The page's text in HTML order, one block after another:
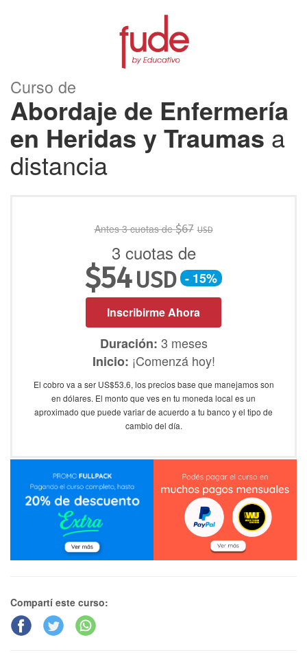
Curso de
Abordaje de Enfermería
en Heridas y Traumas a
distancia
Antes 3 cuotas de$67 USD
3 cuotas de
$54 USD - 15%
Inscribirme Ahora
Duración: 3 meses
Inicio: ¡Comenzá hoy!
El cobro va a ser US$53.6, los precios base que manejamos son
en dólares. El monto que ves en tu moneda local es un
aproximado que puede variar de acuerdo a tu banco y el tipo de
cambio del día.
Compartí este curso: